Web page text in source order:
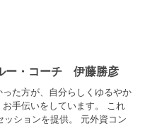
ー・コーチ 伊藤勝彦
た方が、自分らしくゆるやか
手伝いをしています。 これ
ッションを提供。 元外資コン